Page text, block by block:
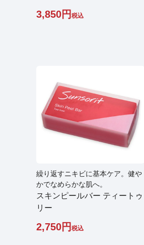
3,850 税込
繰り返すニキビに基本ケア。健や
かでなめらかな肌へ。
スキンピールバー ティートゥ
リー
2,750 税込